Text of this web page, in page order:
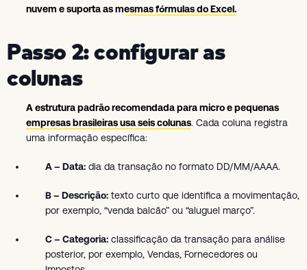
nuvem e suporta as mesmas fórmulas do Excel.
Passo 2: configurar as
colunas
A estrutura padrão recomendada para micro e pequenas
empresas brasileiras usa seis colunas. Cada coluna registra
uma informação específica:
A – Data: dia da transação no formato DD/MM/AAAA.
B – Descrição: texto curto que identifica a movimentação,
por exemplo, “venda balcão” ou “aluguel março”.
C – Categoria: classificação da transação para análise
posterior, por exemplo, Vendas, Fornecedores ou